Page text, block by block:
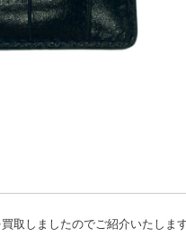
取しましたのでご紹介いたし